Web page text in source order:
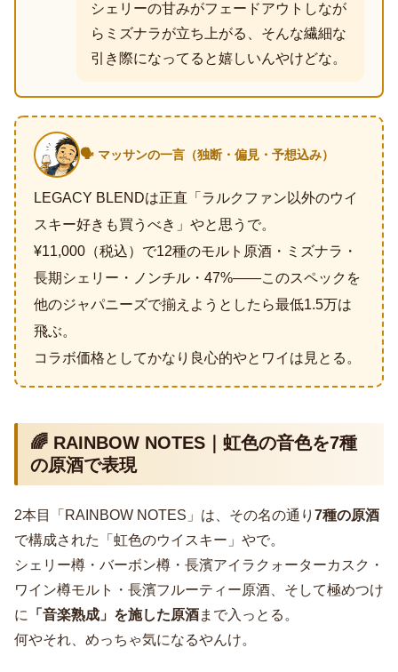
シェリーの甘みがフェードアウトしなが
らミズナラが立ち上がる、そんな繊細な
引き際になってると嬉しいんやけどな。
🗣️ マッサンの一言（独断・偏見・予想込み）
LEGACY BLENDは正直「ラルクファン以外のウイ
スキー好きも買うべき」やと思うで。
¥11,000（税込）で12種のモルト原酒・ミズナラ・
長期シェリー・ノンチル・47%――このスペックを
他のジャパニーズで揃えようとしたら最低1.5万は
飛ぶ。
コラボ価格としてかなり良心的やとワイは見とる。
🌈 RAINBOW NOTES｜虹色の音色を7種
の原酒で表現
2本目「RAINBOW NOTES」は、その名の通り 7種の原酒
で構成された「虹色のウイスキー」やで。
シェリー樽・バーボン樽・長濱アイラクォーターカスク・
ワイン樽モルト・長濱フルーティー原酒、そして極めつけ
に
「音楽熟成」を施した原酒まで入っとる。
何やそれ、めっちゃ気になるやんけ。